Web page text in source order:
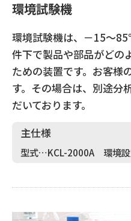
環境試験機
環境試験機は、－15～
件下で製品や部品がどの
ための装置です。お客様
す。その場合は、別途分
だいております。
主仕様
型式…KCL-2000A 環境